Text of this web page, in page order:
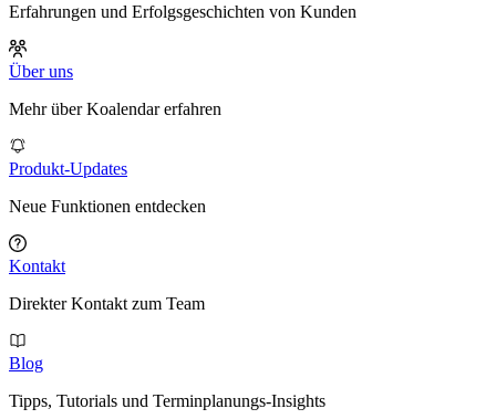
Erfahrungen und Erfolgsgeschichten von Kunden
Über uns
Mehr über Koalendar erfahren
Produkt-Updates
Neue Funktionen entdecken
Kontakt
Direkter Kontakt zum Team
Blog
Tipps, Tutorials und Terminplanungs-Insights